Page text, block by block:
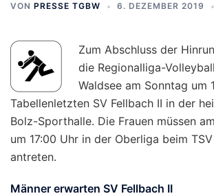
VON PRESSE TGBW 6. DEZEMBER 2019
Zum Abschluss der
die Regionalliga-
Waldsee am Sonntag um
Tabellenletzten SV Fellbach II in der
Bolz-Sporthalle. Die Frauen müssen
um 17:00 Uhr in der Oberliga beim
antreten.
Männer erwarten SV Fellbach II